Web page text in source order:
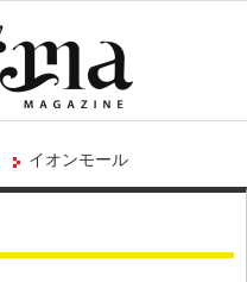
イオンモール